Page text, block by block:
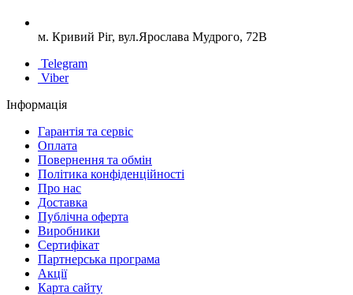
м. Кривий Ріг, вул.Ярослава Мудрого, 72В
Telegram
Viber
Інформація
Гарантія та сервіс
Оплата
Повернення та обмін
Політика конфіденційності
Про нас
Доставка
Публічна оферта
Виробники
Сертифікат
Партнерська програма
Акції
Карта сайту